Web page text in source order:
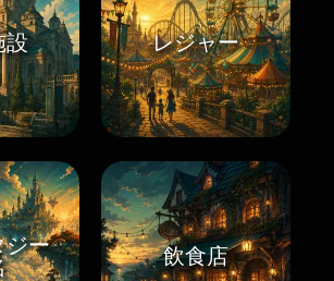
設 レジャー
ジー
飲食店